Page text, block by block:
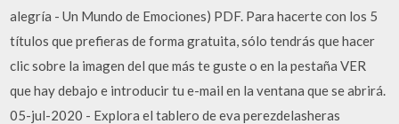
alegría - Un Mundo de Emociones) PDF. Para hacerte con los 5
títulos que prefieras de forma gratuita, sólo tendrás que hacer
clic sobre la imagen del que más te guste o en la pestaña VER
que hay debajo e introducir tu e-mail en la ventana que se abrirá.
05-jul-2020 - Explora el tablero de eva perezdelasheras